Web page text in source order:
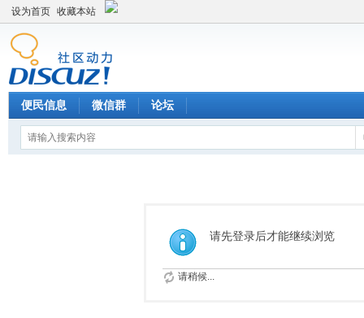
设为首页 收藏本站
便民信息 微信群 论坛
请先登录后才能继续浏览
请稍候...